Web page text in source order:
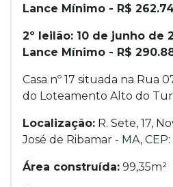
Lance Mínimo - R$
2º leilão: 10 de junho de
Lance Mínimo - R$
Casa nº 17 situada na Rua
do Loteamento Alto do
Localização: R. Sete, 17,
José de Ribamar - MA, CEP:
Área construída: 99,35m²